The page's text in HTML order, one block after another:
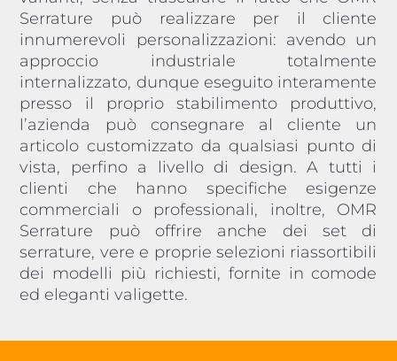
Serrature può realizzare per il cliente
innumerevoli personalizzazioni: avendo un
approccio industriale totalmente
internalizzato, dunque eseguito interamente
presso il proprio stabilimento produttivo,
l’azienda può consegnare al cliente un
articolo customizzato da qualsiasi punto di
vista, perfino a livello di design. A tutti i
clienti che hanno specifiche esigenze
commerciali o professionali, inoltre, OMR
Serrature può offrire anche dei set di
serrature, vere e proprie selezioni riassortibili
dei modelli più richiesti, fornite in comode
ed eleganti valigette.